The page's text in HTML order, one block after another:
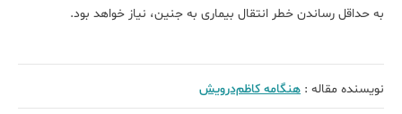
به حداقل رساندن خطر انتقال بیماری به جنین، نیاز خواهد بود.​
نویسنده مقاله : هنگامه کاظم‌درویش